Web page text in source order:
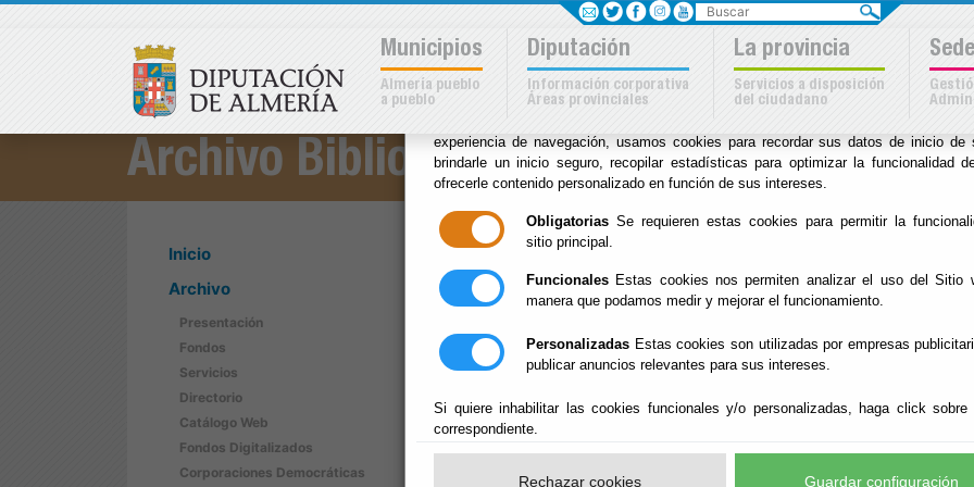
Sus opciones en
uso de cookies en este sitio
experiencia de navegación, usamos cookies para recordar sus datos de inicio de
brindarle un inicio seguro, recopilar estadísticas para optimizar la funcionalidad
ofrecerle contenido personalizado en función de sus intereses.
Obligatorias Se requieren estas cookies para permitir la
sitio principal.
Funcionales Estas cookies nos permiten analizar el uso del Sitio
manera que podamos medir y mejorar el funcionamiento.
Personalizadas Estas cookies son utilizadas por empresas
publicar anuncios relevantes para sus intereses.
Si quiere inhabilitar las cookies funcionales y/o personalizadas, haga click sobre
correspondiente.
Rechazar cookies Guardar configuración
Archivo Biblioteca
Inicio
Archivo
Presentación
Fondos
Servicios
Directorio
Catálogo Web
Fondos Digitalizados
Corporaciones Democráticas
Inicio -Archivo Biblioteca - Enlaces de interés
Enlaces de interés
Boletines Oficiales
Buscar
Municipios
Almería pueblo
a pueblo
Diputación
Información corporativa
Áreas provinciales
La provincia
Servicios a disposición
del ciudadano